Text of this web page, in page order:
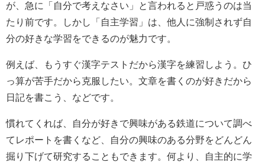
が、急に「自分で考えなさい」と言われると戸惑うのは当
たり前です。しかし「自主学習」は、他人に強制されず自
分の好きな学習をできるのが魅力です。
例えば、もうすぐ漢字テストだから漢字を練習しよう。ひ
っ算が苦手だから克服したい。文章を書くのが好きだから
日記を書こう、などです。
慣れてくれば、自分が好きで興味がある鉄道について調べ
てレポートを書くなど、自分の興味のある分野をどんどん
掘り下げて研究することもできます。何より、自主的に学